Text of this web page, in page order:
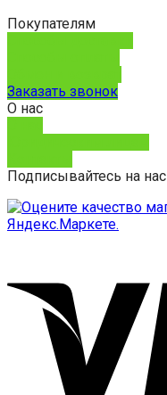
Покупателям
Заказать звонок
О нас
Подписывайтесь на нас